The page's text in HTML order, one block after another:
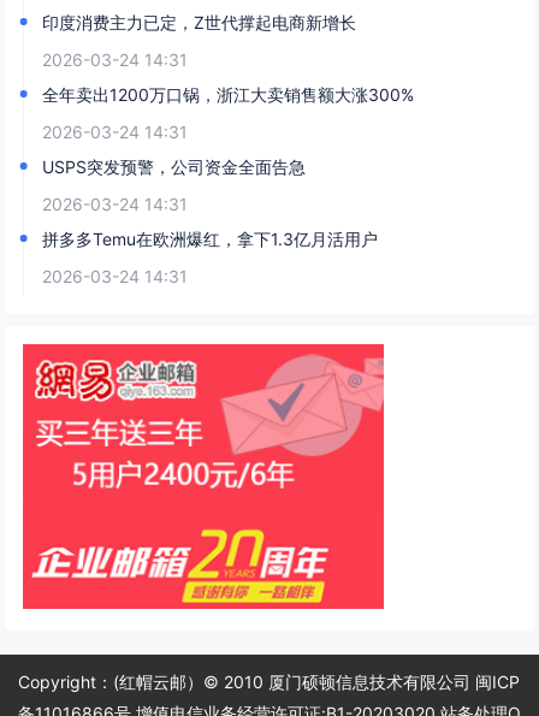
印度消费主力已定，Z世代撑起电商新增长
2026-03-24 14:31
全年卖出1200万口锅，浙江大卖销售额大涨300%
2026-03-24 14:31
USPS突发预警，公司资金全面告急
2026-03-24 14:31
拼多多Temu在欧洲爆红，拿下1.3亿月活用户
2026-03-24 14:31
Copyright：(红帽云邮）© 2010 厦门硕顿信息技术有限公司 闽ICP